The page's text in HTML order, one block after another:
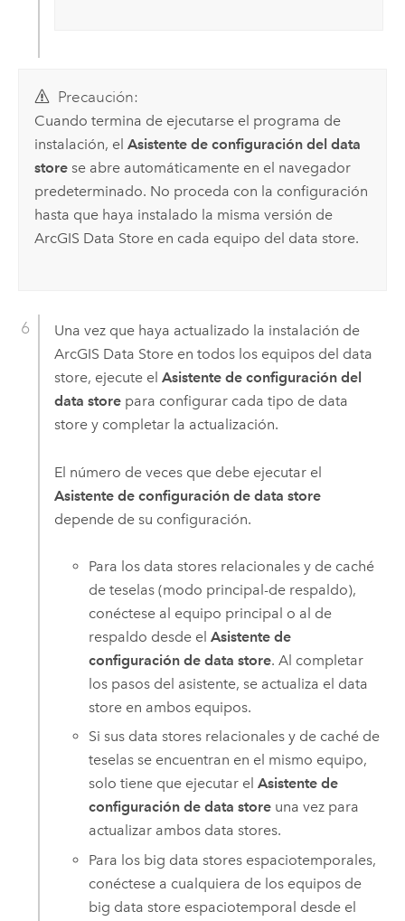
Precaución:
Cuando termina de ejecutarse el programa de
instalación, elAsistente de configuración del data
store se abre automáticamente en el navegador
predeterminado. No proceda con la configuración
hasta que haya instalado la misma versión de
ArcGIS Data Store en cada equipo del data store.
Una vez que haya actualizado la instalación de
ArcGIS Data Storeen todos los equipos del data
store, ejecute el Asistente de configuración del
data storepara configurar cada tipo de data
store y completar la actualización.
El número de veces que debe ejecutar el
Asistente de configuración de data store
depende de su configuración.
Para los data stores relacionales y de caché
de teselas (modo principal-de respaldo),
conéctese al equipo principal o al de
respaldo desde elAsistente de
configuración de data store. Al completar
los pasos del asistente, se actualiza el data
store en ambos equipos.
Si sus data stores relacionales y de caché de
teselas se encuentran en el mismo equipo,
solo tiene que ejecutar elAsistente de
configuración de data store una vez para
actualizar ambos data stores.
Para los big data stores espaciotemporales,
conéctese a cualquiera de los equipos de
big data store espaciotemporal desde el